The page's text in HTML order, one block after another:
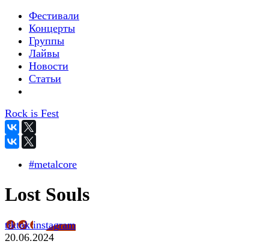
Фестивали
Концерты
Группы
Лайвы
Новости
Статьи
Rock is Fest
#metalcore
Lost Souls
tiktokinstagram
20.06.2024